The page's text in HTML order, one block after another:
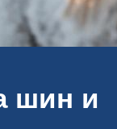
шин и